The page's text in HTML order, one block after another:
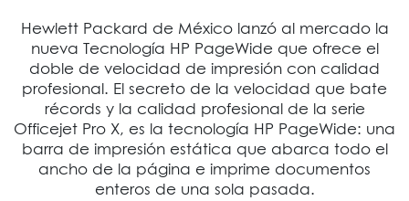
Hewlett Packard de México lanzó al mercado la
nueva Tecnología HP PageWide que ofrece el
doble de velocidad de impresión con calidad
profesional. El secreto de la velocidad que bate
récords y la calidad profesional de la serie
Officejet Pro X, es la tecnología HP PageWide: una
barra de impresión estática que abarca todo el
ancho de la página e imprime documentos
enteros de una sola pasada.